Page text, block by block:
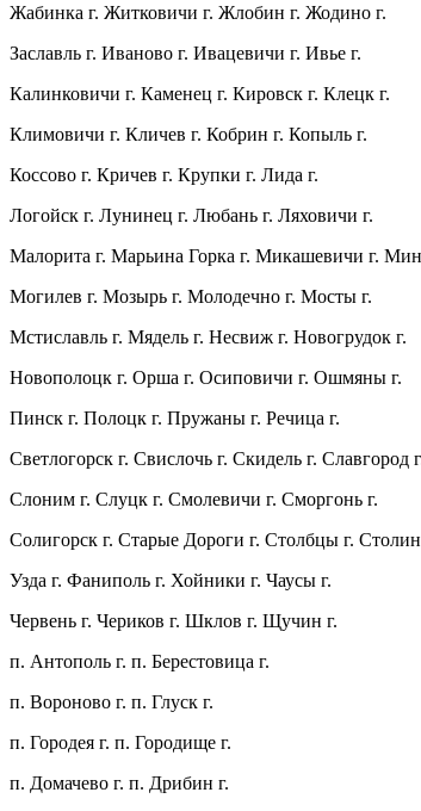
Жабинка г. Житковичи г. Жлобин г. Жодино г.
Заславль г. Иваново г. Ивацевичи г. Ивье г.
Калинковичи г. Каменец г. Кировск г. Клецк г.
Климовичи г. Кличев г. Кобрин г. Копыль г.
Коссово г. Кричев г. Крупки г. Лида г.
Логойск г. Лунинец г. Любань г. Ляховичи г.
Малорита г. Марьина Горка г. Микашевичи г.
Могилев г. Мозырь г. Молодечно г. Мосты г.
Мстиславль г. Мядель г. Несвиж г. Новогрудок г.
Новополоцк г. Орша г. Осиповичи г. Ошмяны г.
Пинск г. Полоцк г. Пружаны г. Речица г.
Светлогорск г. Свислочь г. Скидель г. Славгород
Слоним г. Слуцк г. Смолевичи г. Сморгонь г.
Солигорск г. Старые Дороги г. Столбцы г. Столин
Узда г. Фаниполь г. Хойники г. Чаусы г.
Червень г. Чериков г. Шклов г. Щучин г.
п. Антополь г. п. Берестовица г.
п. Вороново г. п. Глуск г.
п. Городея г. п. Городище г.
п. Домачево г. п. Дрибин г.